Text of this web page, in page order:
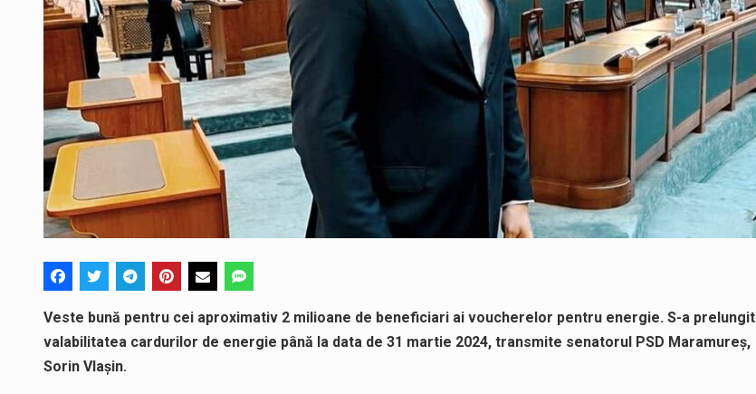
Veste bună pentru cei aproximativ 2 milioane de beneficiari ai voucherelor pentru energie. S-a prelungit
valabilitatea cardurilor de energie până la data de 31 martie 2024, transmite senatorul PSD Maramureș,
Sorin Vlașin.